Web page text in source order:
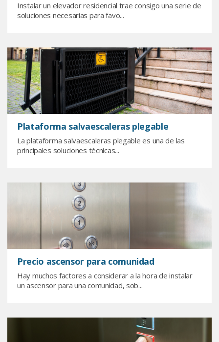
Instalar un elevador residencial trae consigo una serie de
soluciones necesarias para favo...
Plataforma salvaescaleras plegable
La plataforma salvaescaleras plegable es una de las
principales soluciones técnicas...
Precio ascensor para comunidad
Hay muchos factores a considerar a la hora de instalar
un ascensor para una comunidad, sob...